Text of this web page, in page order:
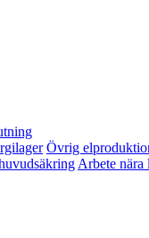
Övrig
Arbete nära